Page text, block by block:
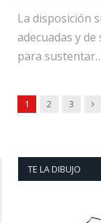
La disposición
adecuadas y
para
1 2 3
TE LA DIBUJO